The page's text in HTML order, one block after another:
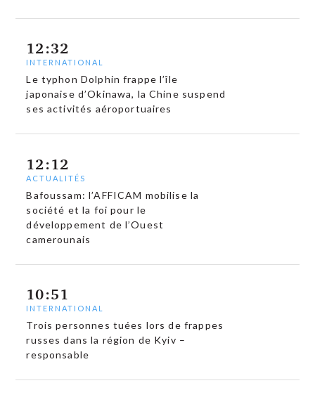
12:32
INTERNATIONAL
Le typhon Dolphin frappe l’île
japonaise d’Okinawa, la Chine suspend
ses activités aéroportuaires
12:12
ACTUALITÉS
Bafoussam: l’AFFICAM mobilise la
société et la foi pour le
développement de l’Ouest
camerounais
10:51
INTERNATIONAL
Trois personnes tuées lors de frappes
russes dans la région de Kyiv –
responsable